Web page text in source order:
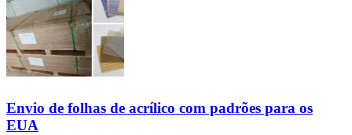
Envio de folhas de acrílico com padrões para os
EUA